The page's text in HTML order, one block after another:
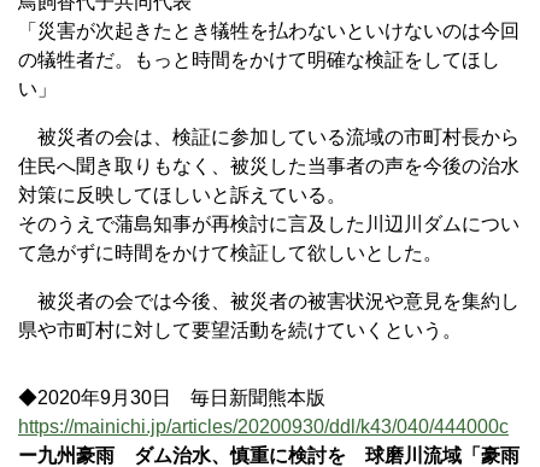
「災害が次起きたとき犠牲を払わないといけないのは今回
の犠牲者だ。もっと時間をかけて明確な検証をしてほし
い」
被災者の会は、検証に参加している流域の市町村長から
住民へ聞き取りもなく、被災した当事者の声を今後の治水
対策に反映してほしいと訴えている。
そのうえで蒲島知事が再検討に言及した川辺川ダムについ
て急がずに時間をかけて検証して欲しいとした。
被災者の会では今後、被災者の被害状況や意見を集約し
県や市町村に対して要望活動を続けていくという。
◆2020年9月30日 毎日新聞熊本版
https://mainichi.jp/articles/20200930/ddl/k43/040/444000c
ー九州豪雨 ダム治水、慎重に検討を 球磨川流域「豪雨